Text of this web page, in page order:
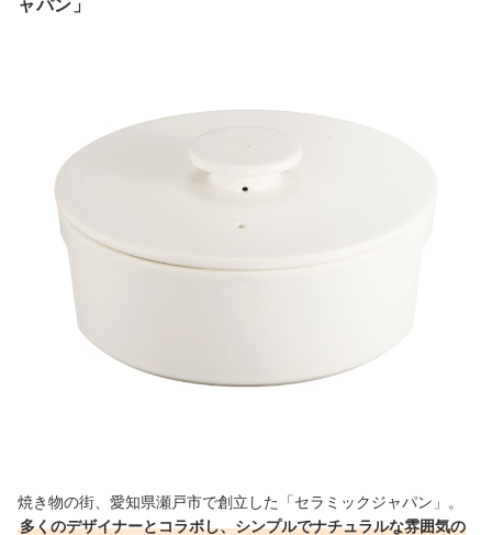
焼き物の街、愛知県瀬戸市で創立した「セラミックジャパン」。
多くのデザイナーとコラボし、シンプルでナチュラルな雰囲気の